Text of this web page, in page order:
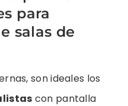
para
salas de
son ideales los
con pantalla